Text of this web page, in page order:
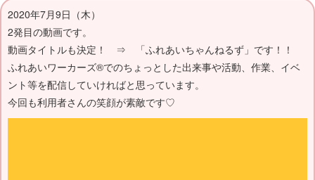
2020年7月9日（木）
2発目の動画です。
動画タイトルも決定！ ⇒ 「ふれあいちゃんねるず」です！！
ふれあいワーカーズ®でのちょっとした出来事や活動、作業、イベ
ント等を配信していければと思っています。
今回も利用者さんの笑顔が素敵です♡